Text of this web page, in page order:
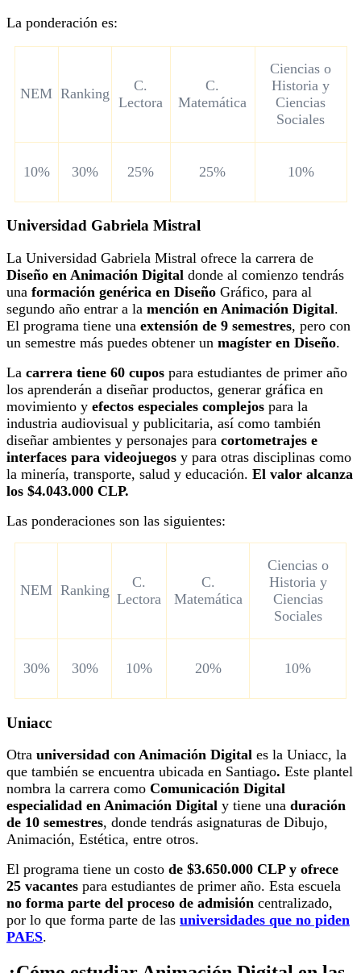
La ponderación es:
NEM Ranking
C.
Lectora
C.
Matemática
Ciencias o
Historia y
Ciencias
Sociales
10% 30% 25% 25% 10%
Universidad Gabriela Mistral
La Universidad Gabriela Mistral ofrece la carrera de
Diseño en Animación Digital donde al comienzo tendrás
una formación genérica en Diseño Gráfico, para al
segundo año entrar a la mención en Animación Digital.
El programa tiene una extensión de 9 semestres, pero con
un semestre más puedes obtener un magíster en Diseño.
La carrera tiene 60 cupos para estudiantes de primer año
los aprenderán a diseñar productos, generar gráfica en
movimiento y efectos especiales complejos para la
industria audiovisual y publicitaria, así como también
diseñar ambientes y personajes para cortometrajes e
interfaces para videojuegos y para otras disciplinas como
la minería, transporte, salud y educación. El valor alcanza
los $4.043.000 CLP.
Las ponderaciones son las siguientes:
NEM Ranking
C.
Lectora
C.
Matemática
Ciencias o
Historia y
Ciencias
Sociales
30% 30% 10% 20% 10%
Uniacc
Otra universidad con Animación Digital es la Uniacc, la
que también se encuentra ubicada en Santiago. Este plantel
nombra la carrera como Comunicación Digital
especialidad en Animación Digital y tiene una duración
de 10 semestres, donde tendrás asignaturas de Dibujo,
Animación, Estética, entre otros.
El programa tiene un costo de $3.650.000 CLP y ofrece
25 vacantes para estudiantes de primer año. Esta escuela
no forma parte del proceso de admisión centralizado,
por lo que forma parte de las universidades que no piden
PAES.